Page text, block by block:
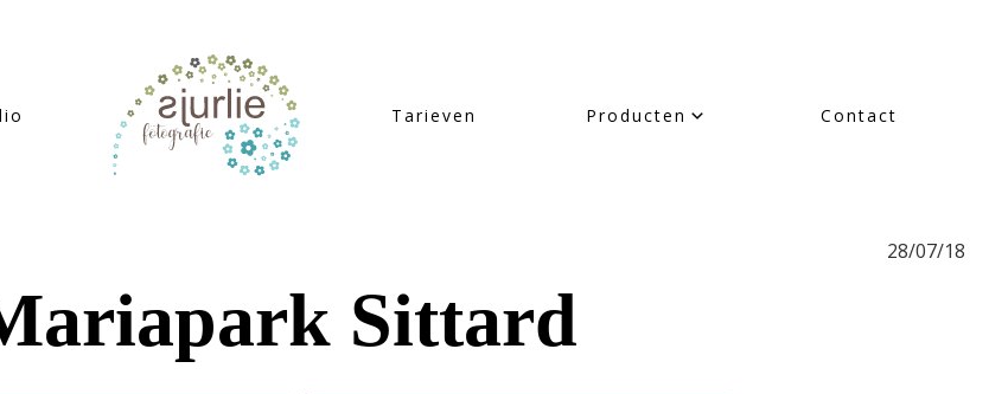
Tarieven Producten Contact
28/07/18
Sittard